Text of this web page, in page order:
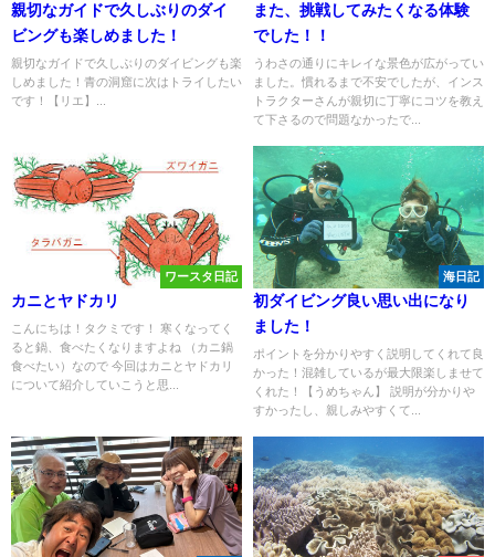
親切なガイドで久しぶりのダイ
ビングも楽しめました！
親切なガイドで久しぶりのダイビングも楽
しめました！青の洞窟に次はトライしたい
です！【リエ】...
また、挑戦してみたくなる体験
でした！！
うわさの通りにキレイな景色が広がってい
ました。慣れるまで不安でしたが、インス
トラクターさんが親切に丁寧にコツを教え
て下さるので問題なかったで...
ワースタ日記
カニとヤドカリ
こんにちは！タクミです！ 寒くなってく
ると鍋、食べたくなりますよね （カニ鍋
食べたい）なので 今回はカニとヤドカリ
について紹介していこうと思...
海日記
初ダイビング良い思い出になり
ました！
ポイントを分かりやすく説明してくれて良
かった！混雑しているが最大限楽しませて
くれた！【うめちゃん】 説明が分かりや
すかったし、親しみやすくて...